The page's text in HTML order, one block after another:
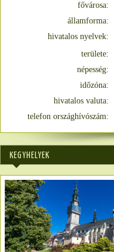
fővárosa:
államforma:
hivatalos nyelvek:
területe:
népesség:
időzóna:
hivatalos valuta:
telefon országhívószám:
KEGYHELYEK